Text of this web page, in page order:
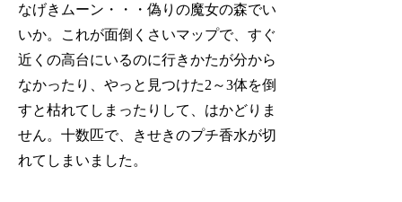
なげきムーン・・・偽りの魔女の森でい
いか。これが面倒くさいマップで、すぐ
近くの高台にいるのに行きかたが分から
なかったり、やっと見つけた2～3体を倒
すと枯れてしまったりして、はかどりま
せん。十数匹で、きせきのプチ香水が切
れてしまいました。